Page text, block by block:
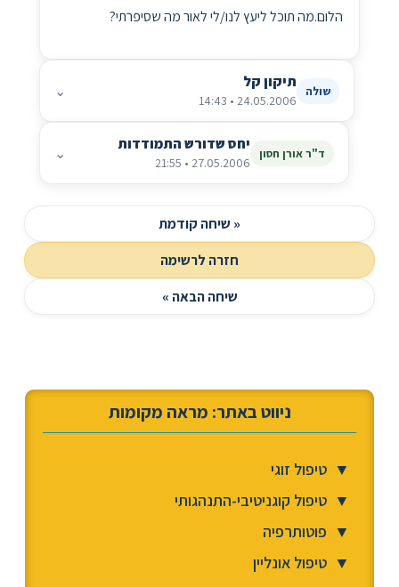
הלום.מה תוכל ליעץ לנו/לי לאור מה שסיפרתי?
שולה תיקון קל
24.05.2006 • 14:43
⌄
ד"ר אורן חסון יחס שדורש התמודדות
27.05.2006 • 21:55
⌄
« שיחה קודמת
חזרה לרשימה
שיחה הבאה »
ניווט באתר: מראה מקומות
▼ טיפול זוגי
▼ טיפול קוגניטיבי-התנהגותי
▼ פוטותרפיה
▼ טיפול אונליין